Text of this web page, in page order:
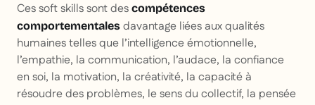
Ces soft skills sont des compétences
comportementales davantage liées aux qualités
humaines telles que l’intelligence émotionnelle,
l’empathie, la communication, l’audace, la confiance
en soi, la motivation, la créativité, la capacité à
résoudre des problèmes, le sens du collectif, la pensée